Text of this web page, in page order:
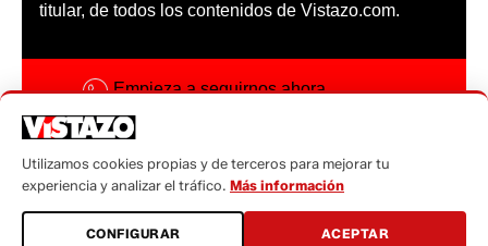
titular, de todos los contenidos de Vistazo.com.
Empieza a seguirnos ahora
Código ética
Sugerencias a:
sugerencias@vistazo.com
Utilizamos cookies propias y de terceros para mejorar tu
experiencia y analizar el tráfico. Más información
CONFIGURAR ACEPTAR